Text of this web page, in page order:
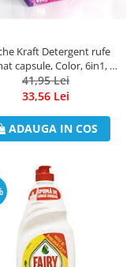
Kraft Detergent rufe
capsule, Color, 6in1, 22
capsule
41,95 Lei
33,56 Lei
ADAUGA IN COS